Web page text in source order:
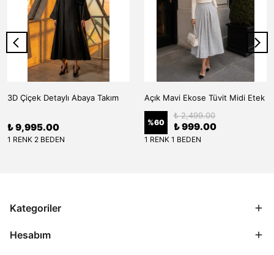
3D Çiçek Detaylı Abaya Takım
₺ 9,995.00
1 RENK 2 BEDEN
Açık Mavi Ekose Tüvit Midi Etek
%60
₺ 2,499.00
₺ 999.00
1 RENK 1 BEDEN
Kategoriler
Hesabım